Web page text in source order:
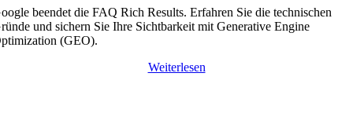
beendet die FAQ Rich Results. Erfahren Sie die technischen
und sichern Sie Ihre Sichtbarkeit mit Generative Engine
(GEO).
Weiterlesen